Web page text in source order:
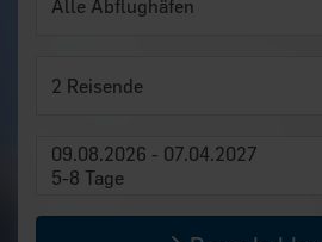
2 Reisende
09.08.2026 - 07.04.2027
5-8 Tage